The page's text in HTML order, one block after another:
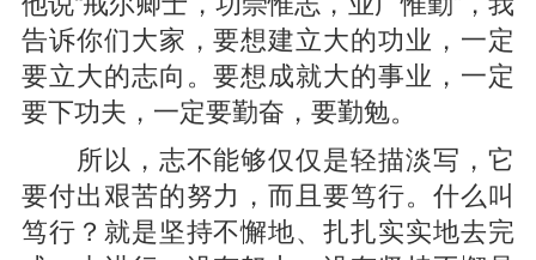
告诉你们大家，要想建立大的功业，一定
要立大的志向。要想成就大的事业，一定
要下功夫，一定要勤奋，要勤勉。
所以，志不能够仅仅是轻描淡写，它
要付出艰苦的努力，而且要笃行。什么叫
笃行？就是坚持不懈地、扎扎实实地去完